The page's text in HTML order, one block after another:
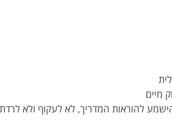
מיים
להוראות המדריך, לא לעקוף ולא